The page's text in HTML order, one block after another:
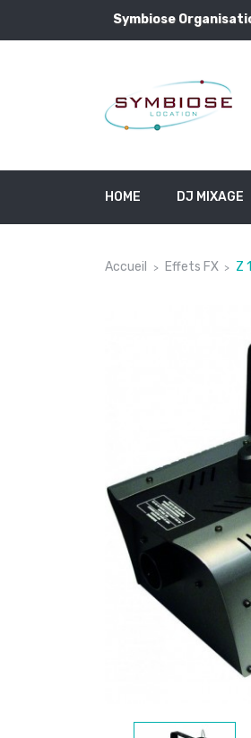
Symbiose
HOME DJ MIXAGE
Accueil Effets FX Z